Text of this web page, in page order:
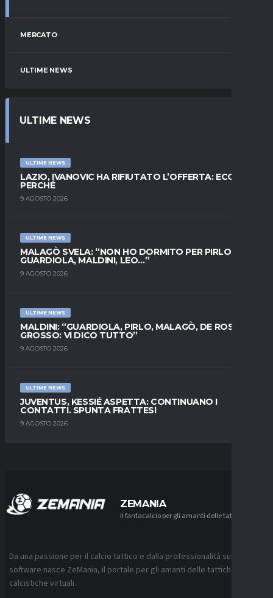
MERCATO
ULTIME NEWS
ULTIME NEWS
ULTIME NEWS
LAZIO, IVANOVIC HA RIFIUTATO L’OFFERTA: ECCO
PERCHÉ
9 AGOSTO 2026
ULTIME NEWS
MALAGÒ SVELA: “NON HO DORMITO PER PIRLO.
GUARDIOLA, MALDINI, LEO…”
9 AGOSTO 2026
ULTIME NEWS
MALDINI: “GUARDIOLA, PIRLO, MALAGÒ, DE ROSSI E
GROSSO: VI DICO TUTTO”
9 AGOSTO 2026
ULTIME NEWS
JUVENTUS, KESSIÉ ASPETTA: CONTINUANO I
CONTATTI. SPUNTA FRATTESI
9 AGOSTO 2026
ZEMANIA
Il fantacalcio per gli amanti delle tattiche
Da una passione per il calcio tattico e dalla professionalità sui
software nasce ZeMania, il portale per gli amanti delle tattiche
calcistiche virtuali.